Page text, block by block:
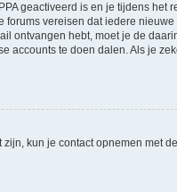
geactiveerd is en je tijdens het
vereisen dat iedere
ontvangen hebt, moet je de
accounts te doen dalen. Als je
kun je contact opnemen met